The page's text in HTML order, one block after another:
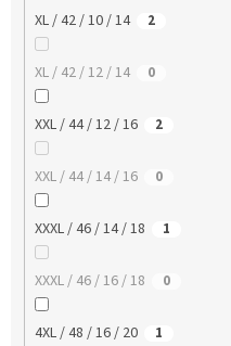
XL / 42 / 10 / 14 2
XL / 42 / 12 / 14 0
XXL / 44 / 12 / 16 2
XXL / 44 / 14 / 16 0
XXXL / 46 / 14 / 18 1
XXXL / 46 / 16 / 18 0
4XL / 48 / 16 / 20 1